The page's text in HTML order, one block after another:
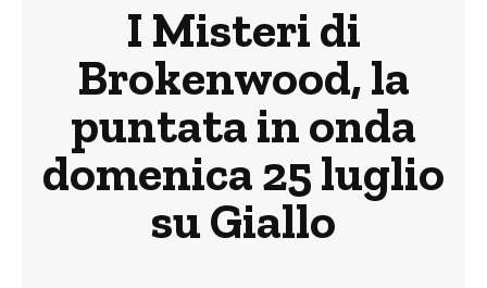
I Misteri di
Brokenwood, la
puntata in onda
domenica 25 luglio
su Giallo